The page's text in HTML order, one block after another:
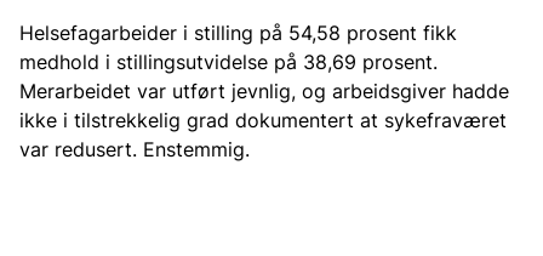
Helsefagarbeider i stilling på 54,58 prosent fikk
medhold i stillingsutvidelse på 38,69 prosent.
Merarbeidet var utført jevnlig, og arbeidsgiver hadde
ikke i tilstrekkelig grad dokumentert at sykefraværet
var redusert. Enstemmig.